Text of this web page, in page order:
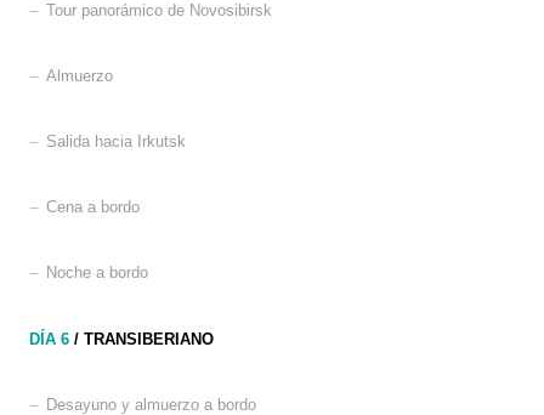
– Tour panorámico de Novosibirsk
– Almuerzo
– Salida hacia Irkutsk
– Cena a bordo
– Noche a bordo
DÍA 6 / TRANSIBERIANO
– Desayuno y almuerzo a bordo